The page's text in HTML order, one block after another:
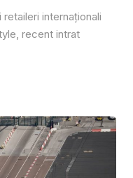
internaționali
recent intrat